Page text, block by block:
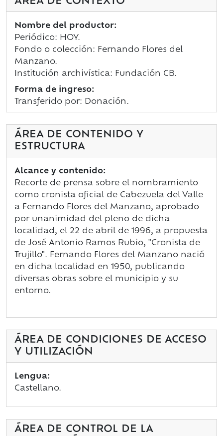
Nombre del productor:
Periódico: HOY.
Fondo o colección: Fernando Flores del
Manzano.
Institución archivística: Fundación CB.
Forma de ingreso:
Transferido por: Donación.
ÁREA DE CONTENIDO Y
ESTRUCTURA
Alcance y contenido:
Recorte de prensa sobre el nombramiento
como cronista oficial de Cabezuela del Valle
a Fernando Flores del Manzano, aprobado
por unanimidad del pleno de dicha
localidad, el 22 de abril de 1996, a propuesta
de José Antonio Ramos Rubio, "Cronista de
Trujillo". Fernando Flores del Manzano nació
en dicha localidad en 1950, publicando
diversas obras sobre el municipio y su
entorno.
ÁREA DE CONDICIONES DE ACCESO
Y UTILIZACIÓN
Lengua:
Castellano.
ÁREA DE CONTROL DE LA